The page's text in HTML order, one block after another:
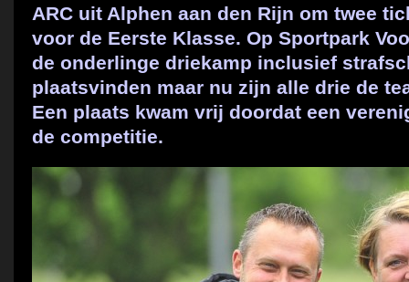
ARC uit Alphen aan den Rijn om twee
voor de Eerste Klasse. Op Sportpark
de onderlinge driekamp inclusief
plaatsvinden maar nu zijn alle drie de
Een plaats kwam vrij doordat een
de competitie.